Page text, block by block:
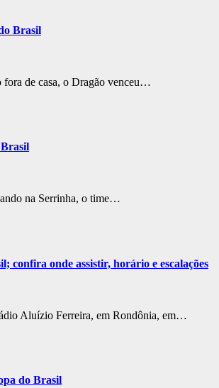
Brasil
fora de casa, o Dragão venceu…
na Serrinha, o time…
confira onde assistir, horário e escalações
Aluízio Ferreira, em Rondônia, em…
do Brasil